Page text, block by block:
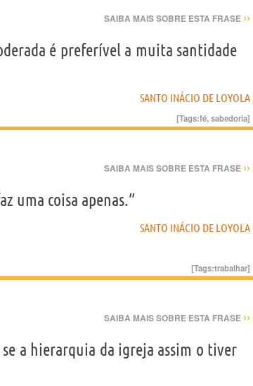
SAIBA MAIS SOBRE ESTA FRASE ››
é preferível a muita santidade
SANTO INÁCIO DE LOYOLA
[Tags:fé,sabedoria]
SAIBA MAIS SOBRE ESTA FRASE ››
uma coisa apenas.”
SANTO INÁCIO DE LOYOLA
[Tags:trabalhar]
SAIBA MAIS SOBRE ESTA FRASE ››
a hierarquia da igreja assim o tiver